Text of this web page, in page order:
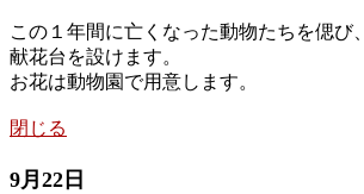
この１年間に亡くなった動物たちを偲び、
献花台を設けます。
お花は動物園で用意します。
閉じる
9月22日